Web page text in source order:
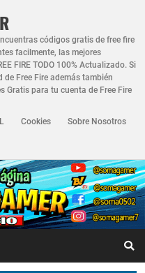
códigos gratis de free fire
facilmente, las mejores
FIRE TODO 100% Actualizado. Si
Free Fire además también
Gratis para tu cuenta de Free Fire
Cookies Sobre Nosotros